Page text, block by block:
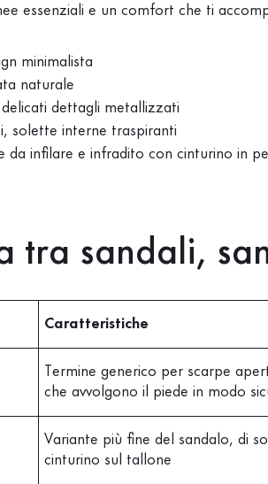
essenziali e un comfort che ti
minimalista
naturale
dettagli metallizzati
solette interne traspiranti
da infilare e infradito con cinturino in
tra sandali,
Caratteristiche
Termine generico per scarpe
che avvolgono il piede in modo
Variante più fine del sandalo, di
cinturino sul tallone